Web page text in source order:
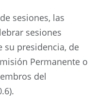
sesiones, las
sesiones
su presidencia, de
Permanente o
del